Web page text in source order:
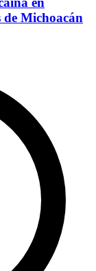
de Michoacán